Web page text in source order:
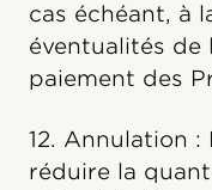
cas échéant, à
éventualités de
paiement des
12. Annulation :
réduire la